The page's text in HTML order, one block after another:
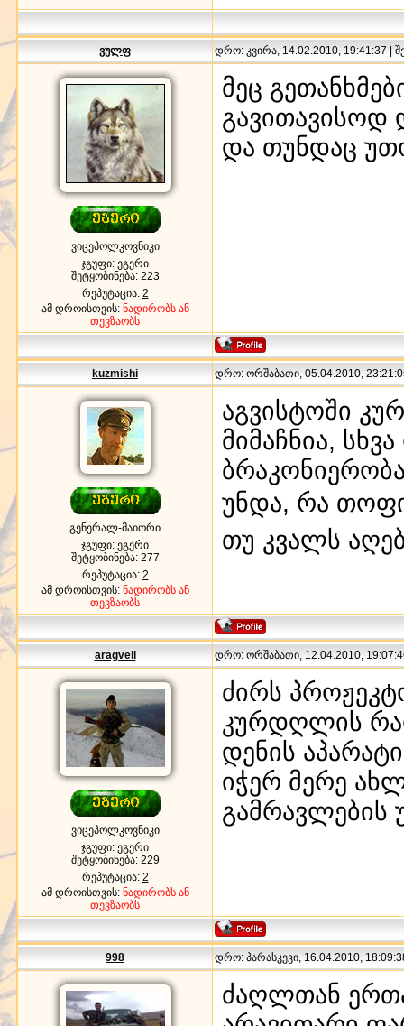
ვულფ დრო: კვირა, 14.02.2010, 19:41:37 |
ვიცეპოლკოვნიკი
ჯგუფი: ეგერი
შეტყობინება: 223
რეპუტაცია: 2
ამ დროისთვის: ნადირობს ან
თევზაობს
მეც
გავითავისოდ
და თუნდაც
kuzmishi დრო: ორშაბათი, 05.04.2010,
გენერალ-მაიორი
ჯგუფი: ეგერი
შეტყობინება: 277
რეპუტაცია: 2
ამ დროისთვის: ნადირობს ან
თევზაობს
აგვისტოში
მიმაჩნია,
უნდა, რა
თუ კვალს
aragveli დრო: ორშაბათი, 12.04.2010,
ვიცეპოლკოვნიკი
ჯგუფი: ეგერი
შეტყობინება: 229
რეპუტაცია: 2
ამ დროისთვის: ნადირობს ან
თევზაობს
ძირს
კურდღლის
დენის
იჭერ მერე
გამრავლების
998 დრო: პარასკევი, 16.04.2010,
ძაღლთან